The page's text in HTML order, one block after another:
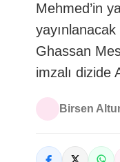
Mehmed’in
Ghassan
imzalı dizide
Birsen